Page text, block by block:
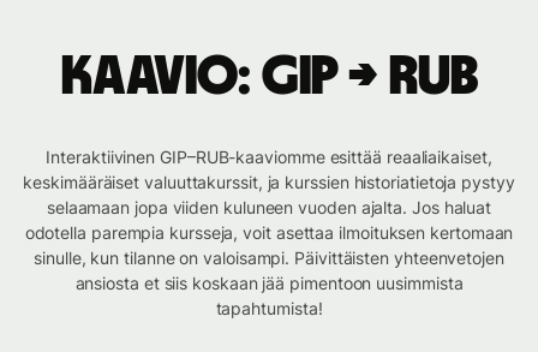
Kaavio: GIP → RUB
Interaktiivinen GIP–RUB-kaaviomme esittää reaaliaikaiset,
keskimääräiset valuuttakurssit, ja kurssien historiatietoja pystyy
selaamaan jopa viiden kuluneen vuoden ajalta. Jos haluat
odotella parempia kursseja, voit asettaa ilmoituksen kertomaan
sinulle, kun tilanne on valoisampi. Päivittäisten yhteenvetojen
ansiosta et siis koskaan jää pimentoon uusimmista
tapahtumista!